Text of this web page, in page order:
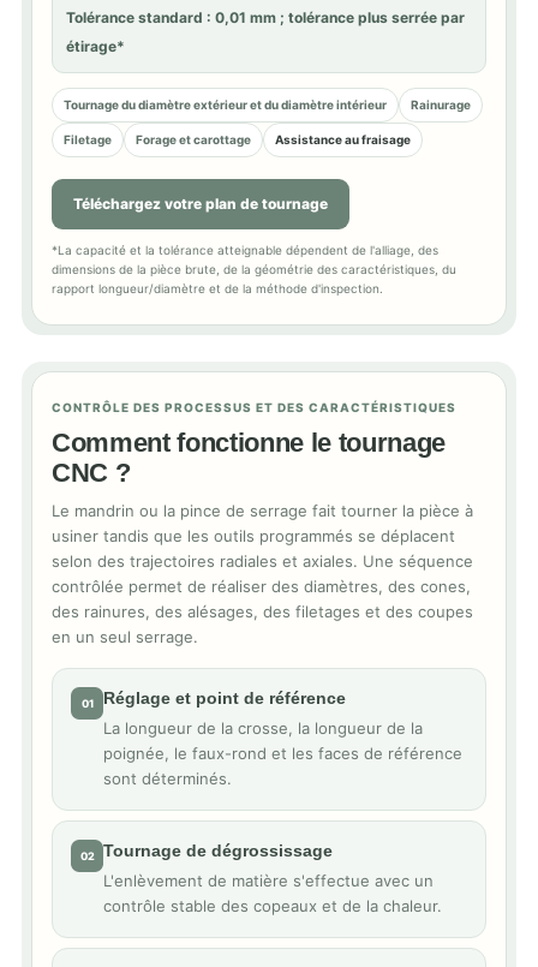
Tolérance standard : 0,01 mm ; tolérance plus serrée par
étirage*
Tournage du diamètre extérieur et du diamètre intérieur Rainurage
Filetage Forage et carottage Assistance au fraisage
Téléchargez votre plan de tournage
*La capacité et la tolérance atteignable dépendent de l'alliage, des
dimensions de la pièce brute, de la géométrie des caractéristiques, du
rapport longueur/diamètre et de la méthode d'inspection.
CONTRÔLE DES PROCESSUS ET DES CARACTÉRISTIQUES
Comment fonctionne le tournage
CNC ?
Le mandrin ou la pince de serrage fait tourner la pièce à
usiner tandis que les outils programmés se déplacent
selon des trajectoires radiales et axiales. Une séquence
contrôlée permet de réaliser des diamètres, des cones,
des rainures, des alésages, des filetages et des coupes
en un seul serrage.
01
Réglage et point de référence
La longueur de la crosse, la longueur de la
poignée, le faux-rond et les faces de référence
sont déterminés.
02
Tournage de dégrossissage
L'enlèvement de matière s'effectue avec un
contrôle stable des copeaux et de la chaleur.